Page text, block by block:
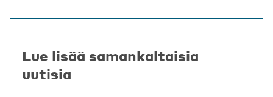
Lue lisää samankaltaisia
uutisia